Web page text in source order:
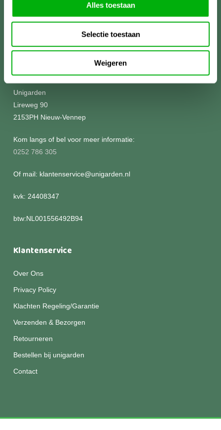
Alles toestaan
Selectie toestaan
Weigeren
Unigarden
Lireweg 90
2153PH Nieuw-Vennep
Kom langs of bel voor meer informatie:
0252 786 305
Of mail: klantenservice@unigarden.nl
kvk: 24408347
btw:NL001556492B94
Klantenservice
Over Ons
Privacy Policy
Klachten Regeling/Garantie
Verzenden & Bezorgen
Retourneren
Bestellen bij unigarden
Contact